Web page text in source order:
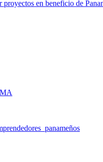
en beneficio de
panameños